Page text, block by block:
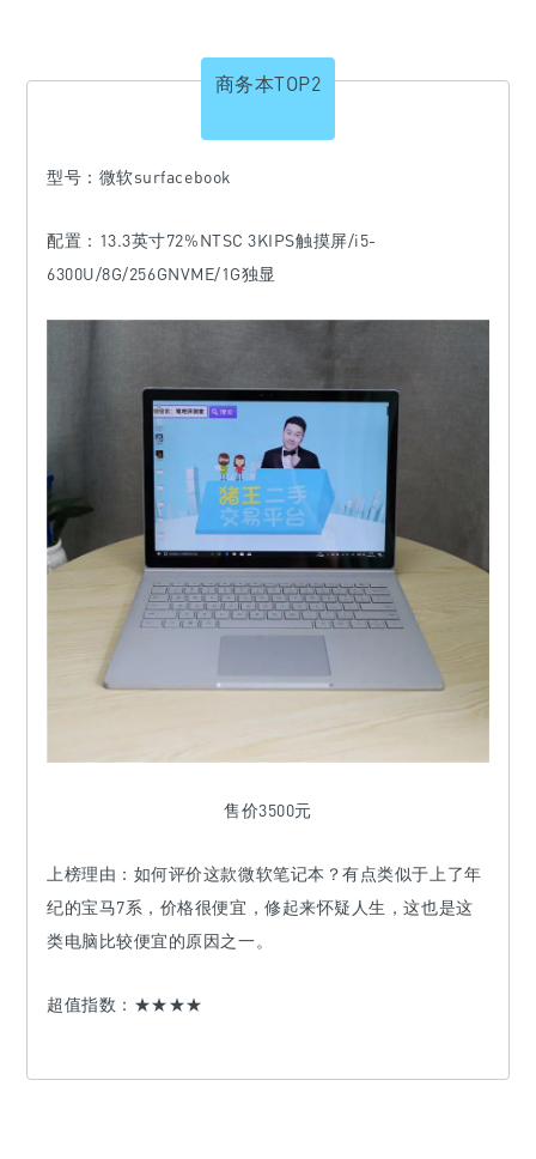
商务本TOP2
型号：微软surfacebook
配置：13.3英寸72%NTSC 3KIPS触摸屏/i5-
6300U/8G/256GNVME/1G独显
售价3500元
上榜理由： 如何评价这款微软笔记本？有点类似于上了年
纪的宝马7系，价格很便宜，修起来怀疑人生，这也是这
类电脑比较便宜的原因之一。
超值指数： ★★★★